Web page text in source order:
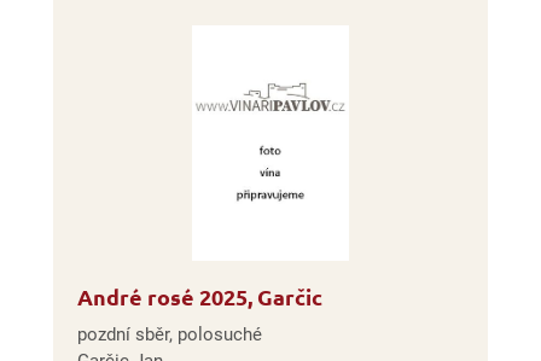
André rosé 2025, Garčic
pozdní sběr, polosuché